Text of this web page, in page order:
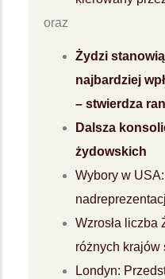
oraz
Żydzi
najbardziej
– stwierdza
Dalsza
żydowskich
Wybory w
Wzrosła liczba
różnych krajów
Londyn: